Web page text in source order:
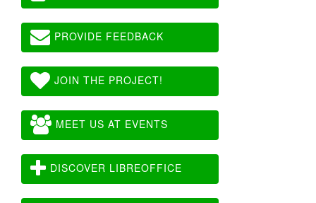
PROVIDE FEEDBACK
JOIN THE PROJECT!
MEET US AT EVENTS
DISCOVER LIBREOFFICE